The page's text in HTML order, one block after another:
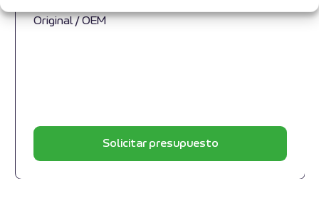
Original / OEM
Solicitar presupuesto